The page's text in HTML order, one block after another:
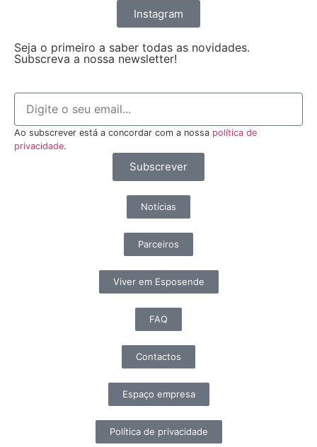
Instagram
Seja o primeiro a saber todas as novidades.
Subscreva a nossa newsletter!
Ao subscrever está a concordar com a nossa política de
privacidade.
Subscrever
Notícias
Parceiros
Viver em Esposende
FAQ
Contactos
Espaço empresa
Política de privacidade